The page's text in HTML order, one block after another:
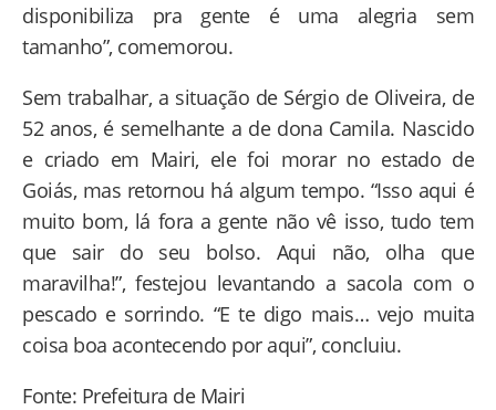
disponibiliza pra gente é uma alegria sem
tamanho”, comemorou.
Sem trabalhar, a situação de Sérgio de Oliveira, de
52 anos, é semelhante a de dona Camila. Nascido
e criado em Mairi, ele foi morar no estado de
Goiás, mas retornou há algum tempo. “Isso aqui é
muito bom, lá fora a gente não vê isso, tudo tem
que sair do seu bolso. Aqui não, olha que
maravilha!”, festejou levantando a sacola com o
pescado e sorrindo. “E te digo mais… vejo muita
coisa boa acontecendo por aqui”, concluiu.
Fonte: Prefeitura de Mairi